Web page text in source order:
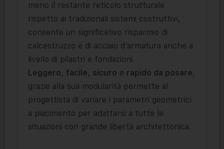
meno il restante reticolo strutturale
rispetto ai tradizionali sistemi costruttivi,
consente un significativo risparmio di
calcestruzzo e di acciaio d’armatura anche a
livello di pilastri e fondazioni.
Leggero, facile, sicuro e rapido da posare,
grazie alla sua modularità permette al
progettista di variare i parametri geometrici
a piacimento per adattarsi a tutte le
situazioni con grande libertà architettonica.